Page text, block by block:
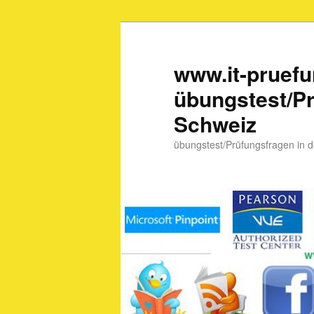
www.it-
übungstest/
Schweiz
übungstest/Prüfungsfragen in